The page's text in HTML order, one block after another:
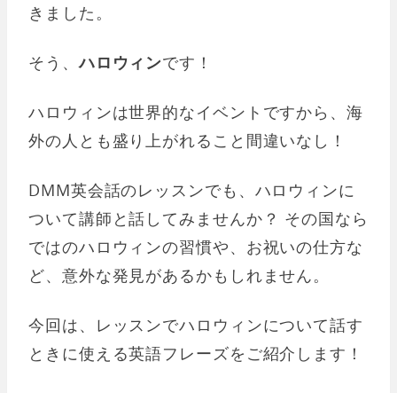
きました。
そう、ハロウィンです！
ハロウィンは世界的なイベントですから、海
外の人とも盛り上がれること間違いなし！
DMM英会話のレッスンでも、ハロウィンに
ついて講師と話してみませんか？ その国なら
ではのハロウィンの習慣や、お祝いの仕方な
ど、意外な発見があるかもしれません。
今回は、レッスンでハロウィンについて話す
ときに使える英語フレーズをご紹介します！